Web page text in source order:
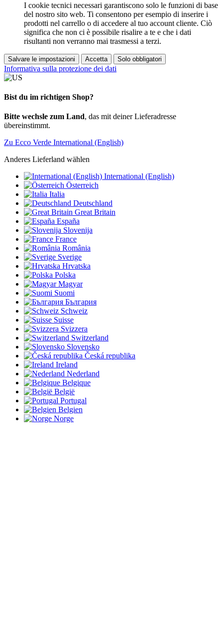
I cookie tecnici necessari garantiscono solo le funzioni di base
del nostro sito web. Ti consentono per esempio di inserire i
prodotti nel carrello o di accedere al tuo account cliente. Ciò
significa che non ci è possibile risalire a te e che i dati
risultanti non verranno mai trasmessi a terzi.
Salvare le impostazioni Accetta Solo obbligatori
Informativa sulla protezione dei dati
Bist du im richtigen Shop?
Bitte wechsle zum Land, das mit deiner Lieferadresse
übereinstimmt.
Zu Ecco Verde International (English)
Anderes Lieferland wählen
International (English)
Österreich
Italia
Deutschland
Great Britain
España
Slovenija
France
România
Sverige
Hrvatska
Polska
Magyar
Suomi
България
Schweiz
Suisse
Svizzera
Switzerland
Slovensko
Česká republika
Ireland
Nederland
Belgique
België
Portugal
Belgien
Norge